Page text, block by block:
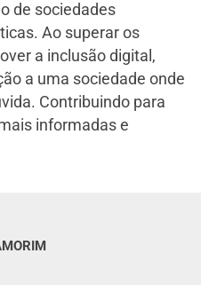
de sociedades
Ao superar os
a inclusão digital,
a uma sociedade onde
Contribuindo para
informadas e